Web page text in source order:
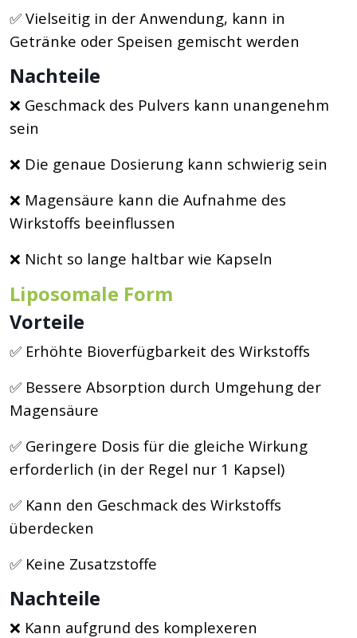
✅ Vielseitig in der Anwendung, kann in
Getränke oder Speisen gemischt werden
Nachteile
❌ Geschmack des Pulvers kann unangenehm
sein
❌ Die genaue Dosierung kann schwierig sein
❌ Magensäure kann die Aufnahme des
Wirkstoffs beeinflussen
❌ Nicht so lange haltbar wie Kapseln
Liposomale Form
Vorteile
✅ Erhöhte Bioverfügbarkeit des Wirkstoffs
✅ Bessere Absorption durch Umgehung der
Magensäure
✅ Geringere Dosis für die gleiche Wirkung
erforderlich (in der Regel nur 1 Kapsel)
✅ Kann den Geschmack des Wirkstoffs
überdecken
✅ Keine Zusatzstoffe
Nachteile
❌ Kann aufgrund des komplexeren